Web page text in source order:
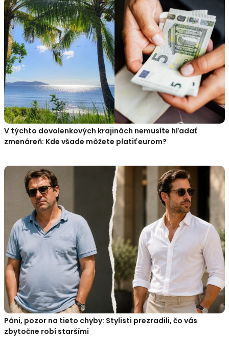
V týchto dovolenkových krajinách nemusíte hľadať
zmenáreň: Kde všade môžete platiť eurom?
Páni, pozor na tieto chyby: Stylisti prezradili, čo vás
zbytočne robí staršími